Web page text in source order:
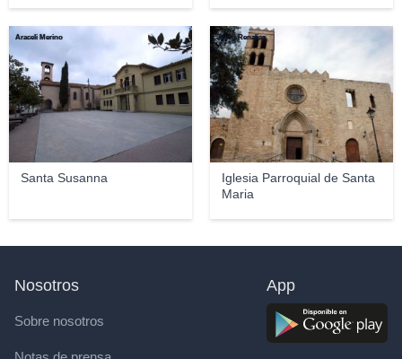
Santa Susanna
Araceli Merino
Iglesia Parroquial de Santa
Maria
Josep Renalias
Nosotros
Sobre nosotros
App